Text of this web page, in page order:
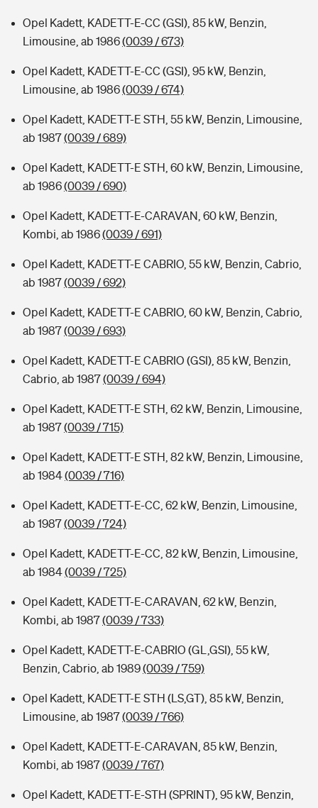
Opel Kadett, KADETT-E-CC (GSI), 85 kW, Benzin,
Limousine, ab 1986(0039 / 673)
Opel Kadett, KADETT-E-CC (GSI), 95 kW, Benzin,
Limousine, ab 1986(0039 / 674)
Opel Kadett, KADETT-E STH, 55 kW, Benzin, Limousine,
ab 1987(0039 / 689)
Opel Kadett, KADETT-E STH, 60 kW, Benzin, Limousine,
ab 1986(0039 / 690)
Opel Kadett, KADETT-E-CARAVAN, 60 kW, Benzin,
Kombi, ab 1986(0039 / 691)
Opel Kadett, KADETT-E CABRIO, 55 kW, Benzin, Cabrio,
ab 1987(0039 / 692)
Opel Kadett, KADETT-E CABRIO, 60 kW, Benzin, Cabrio,
ab 1987(0039 / 693)
Opel Kadett, KADETT-E CABRIO (GSI), 85 kW, Benzin,
Cabrio, ab 1987(0039 / 694)
Opel Kadett, KADETT-E STH, 62 kW, Benzin, Limousine,
ab 1987(0039 / 715)
Opel Kadett, KADETT-E STH, 82 kW, Benzin, Limousine,
ab 1984(0039 / 716)
Opel Kadett, KADETT-E-CC, 62 kW, Benzin, Limousine,
ab 1987(0039 / 724)
Opel Kadett, KADETT-E-CC, 82 kW, Benzin, Limousine,
ab 1984(0039 / 725)
Opel Kadett, KADETT-E-CARAVAN, 62 kW, Benzin,
Kombi, ab 1987(0039 / 733)
Opel Kadett, KADETT-E-CABRIO (GL,GSI), 55 kW,
Benzin, Cabrio, ab 1989(0039 / 759)
Opel Kadett, KADETT-E STH (LS,GT), 85 kW, Benzin,
Limousine, ab 1987(0039 / 766)
Opel Kadett, KADETT-E-CARAVAN, 85 kW, Benzin,
Kombi, ab 1987(0039 / 767)
Opel Kadett, KADETT-E-STH (SPRINT), 95 kW, Benzin,